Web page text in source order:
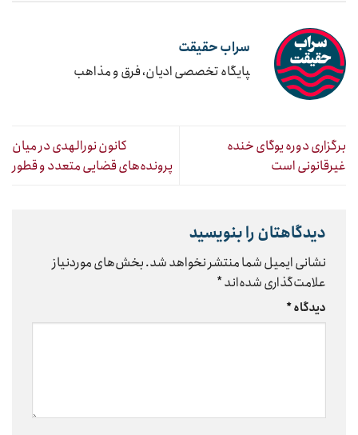
سراب حقیقت
‍پایگاه تخصصی ادیان، فرق و مذاهب
برگزاری دوره یوگای خنده
غیرقانونی است
کانون نورالهدی در میان
پرونده‌های قضایی متعدد و قطور
دیدگاهتان را بنویسید
نشانی ایمیل شما منتشر نخواهد شد.بخش‌های موردنیاز
علامت‌گذاری شده‌اند*
دیدگاه*